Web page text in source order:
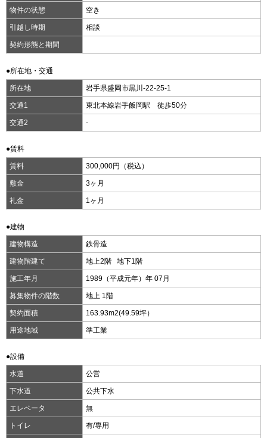
物件の状態 空き
引越し時期 相談
契約形態と期間
●所在地・交通
所在地 岩手県盛岡市黒川-22-25-1
交通1 東北本線岩手飯岡駅 徒歩50分
交通2 -
●賃料
賃料 300,000円（税込）
敷金 3ヶ月
礼金 1ヶ月
●建物
建物構造 鉄骨造
建物階建て 地上2階 地下1階
施工年月 1989（平成元年）年 07月
募集物件の階数 地上 1階
契約面積 163.93m2(49.59坪）
用途地域 準工業
●設備
水道 公営
下水道 公共下水
エレベータ 無
トイレ 有/専用